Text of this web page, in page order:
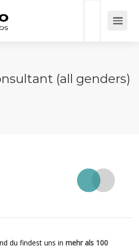
(all genders)
du findest uns in mehr als 100